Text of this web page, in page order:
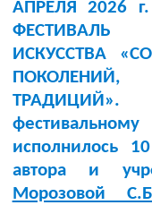
АПРЕЛЯ 2026
ИСКУССТВА
исполнилось
автора и
Морозовой